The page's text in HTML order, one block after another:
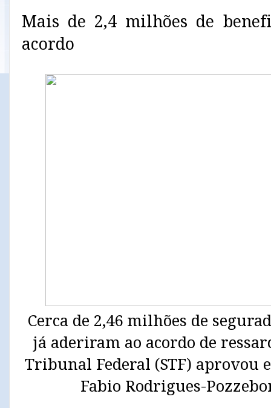
Mais de 2,4 milhões de
acordo
Cerca de 2,46 milhões de
já aderiram ao acordo de
Tribunal Federal (STF) aprovou
Fabio Rodrigues-